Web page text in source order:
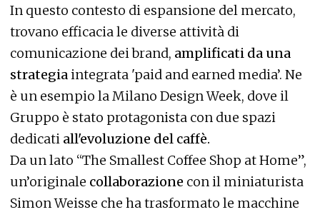
In questo contesto di espansione del mercato,
trovano efficacia le diverse attività di
comunicazione dei brand, amplificati da una
strategiaintegrata 'paid and earned media’. Ne
è un esempio la Milano Design Week, dove il
Gruppo è stato protagonista con due spazi
dedicati all'evoluzione del caffè.
Da un lato “The Smallest Coffee Shop at Home”,
un’originale collaborazione con il miniaturista
Simon Weisse che ha trasformato le macchine